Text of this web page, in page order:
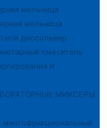
мельница
мельница
диссольвер
смеситель
и
МИКСЕРЫ